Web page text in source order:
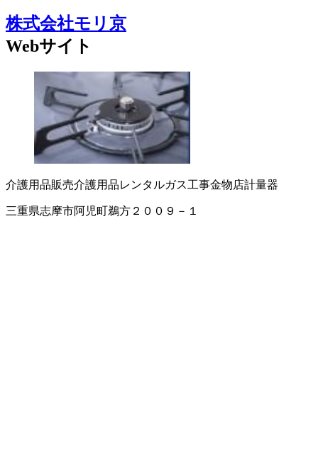
株式会社モリ京
Webサイト
介護用品販売介護用品レンタルガス工事金物店計量器
三重県志摩市阿児町鵜方２００９－１